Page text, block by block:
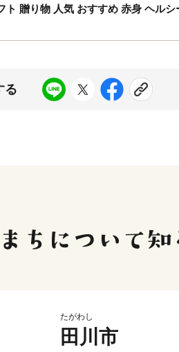
贈り物 人気 おすすめ 赤身 ヘル
る
たがわし
田川市